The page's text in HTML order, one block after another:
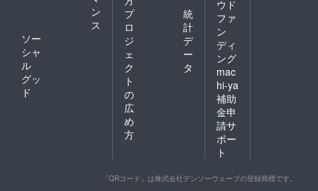
ン
ス
ソー
シャ
ル
グッ
ド
プ
ロ
ジ
ェ
ク
ト
の
広
め
方
統
計
デ
ー
タ
ウド
ファ
ン
ディ
ング
mac
hi-ya
補助
金申
請サ
ポー
ト
「QRコード」は株式会社デンソーウェーブの登録商標です。